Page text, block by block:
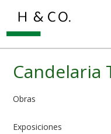
Candelaria
Obras
Exposiciones